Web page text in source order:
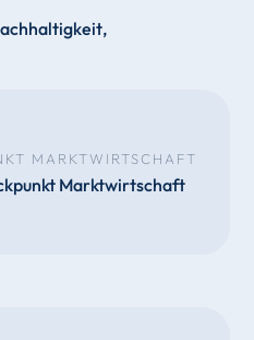
,
MARKTWIRTSCHAFT
Marktwirtschaft